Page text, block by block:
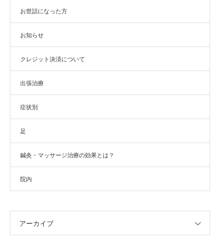
お世話になった方
お知らせ
クレジット決済について
出張治療
症状別
足
鍼灸・マッサージ治療の効果とは？
院内
アーカイブ